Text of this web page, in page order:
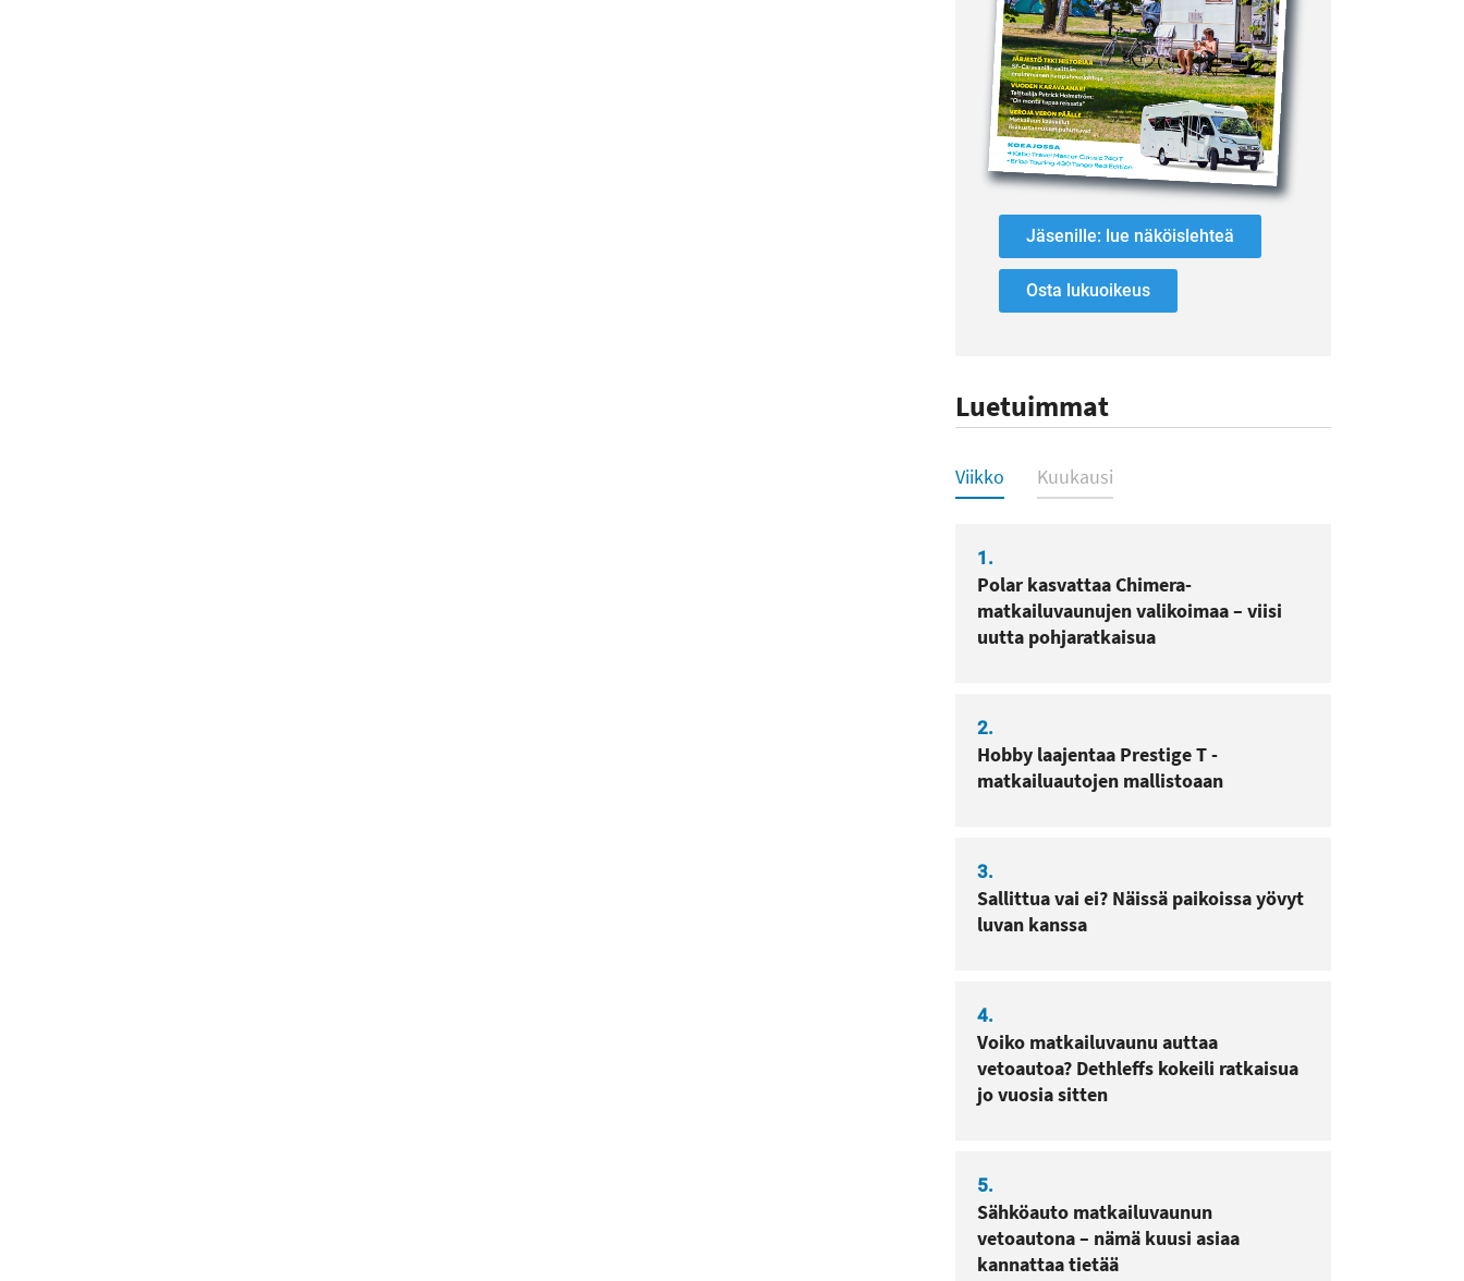
Jäsenille: lue näköislehteä
Osta lukuoikeus
Luetuimmat
Luetuimmat
Viikko Kuukausi
1.
Polar kasvattaa Chimera-
matkailuvaunujen valikoimaa – viisi
uutta pohjaratkaisua
2.
Hobby laajentaa Prestige T -
matkailuautojen mallistoaan
3.
Sallittua vai ei? Näissä paikoissa yövyt
luvan kanssa
4.
Voiko matkailuvaunu auttaa
vetoautoa? Dethleffs kokeili ratkaisua
jo vuosia sitten
5.
Sähköauto matkailuvaunun
vetoautona – nämä kuusi asiaa
kannattaa tietää